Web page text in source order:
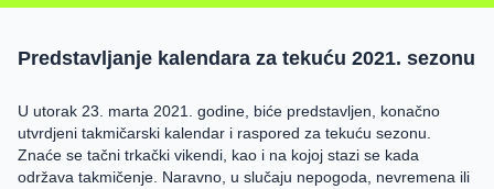
Predstavljanje kalendara za tekuću 2021. sezonu
U utorak 23. marta 2021. godine, biće predstavljen, konačno
utvrdjeni takmičarski kalendar i raspored za tekuću sezonu.
Znaće se tačni trkački vikendi, kao i na kojoj stazi se kada
održava takmičenje. Naravno, u slučaju nepogoda, nevremena ili